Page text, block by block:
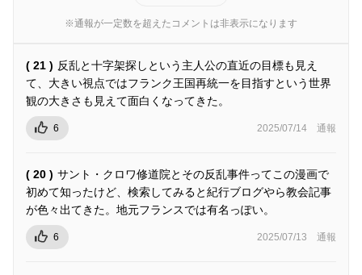
※通報が一定数を超えたコメントは非表示になります
( 21 ) 反乱と十字架探しという主人公の直近の目標も見え
て、大きい視点ではフランク王国再統一を目指すという世界
観の大きさも見えて面白くなってきた。
6 2025/07/14 通報
( 20 ) サント・クロワ修道院とその反乱事件ってこの漫画で
初めて知ったけど、検索してみると紀行ブログやら教会記事
が色々出てきた。地元フランスでは有名っぽい。
6 2025/07/13 通報